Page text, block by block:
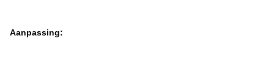
Aanpassing: